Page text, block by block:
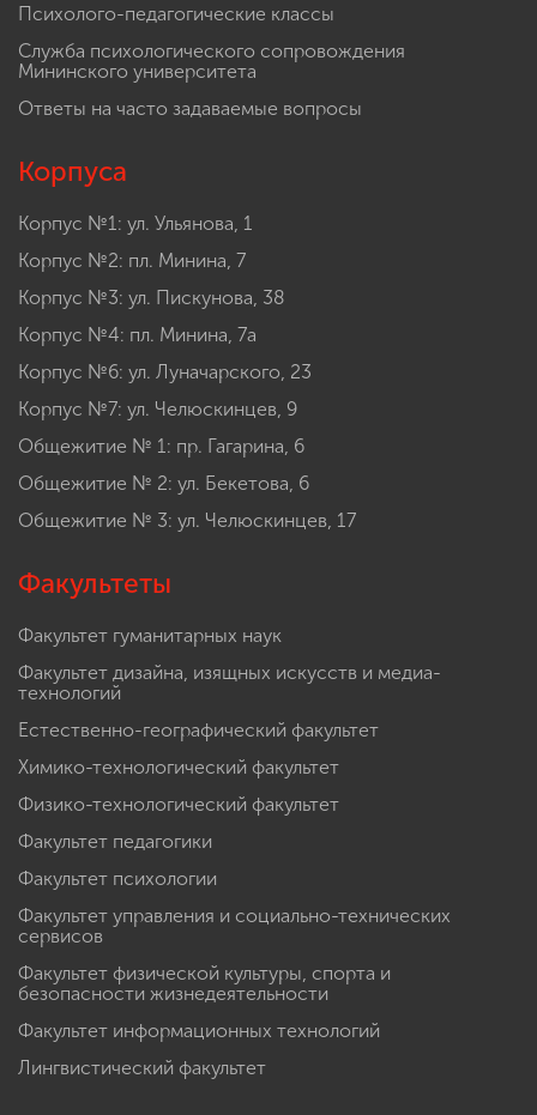
Психолого-педагогические классы
Служба психологического сопровождения
Мининского университета
Ответы на часто задаваемые вопросы
Корпуса
Корпус №1: ул. Ульянова, 1
Корпус №2: пл. Минина, 7
Корпус №3: ул. Пискунова, 38
Корпус №4: пл. Минина, 7а
Корпус №6: ул. Луначарского, 23
Корпус №7: ул. Челюскинцев, 9
Общежитие № 1: пр. Гагарина, 6
Общежитие № 2: ул. Бекетова, 6
Общежитие № 3: ул. Челюскинцев, 17
Факультеты
Факультет гуманитарных наук
Факультет дизайна, изящных искусств и медиа-
технологий
Естественно-географический факультет
Химико-технологический факультет
Физико-технологический факультет
Факультет педагогики
Факультет психологии
Факультет управления и социально-технических
сервисов
Факультет физической культуры, спорта и
безопасности жизнедеятельности
Факультет информационных технологий
Лингвистический факультет